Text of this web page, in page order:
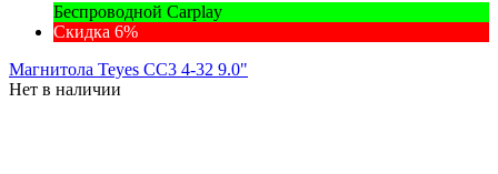
Беспроводной Carplay
Скидка 6%
Магнитола Teyes CC3 4-32 9.0"
Нет в наличии